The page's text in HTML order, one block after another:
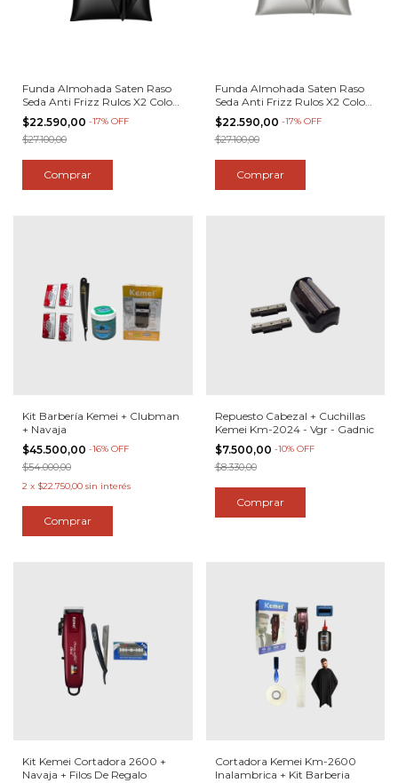
Funda Almohada Saten Raso
Seda Anti Frizz Rulos X2 Color
Negro Funda Negra
$22.590,00 -17% OFF
$27.100,00
Funda Almohada Saten Raso
Seda Anti Frizz Rulos X2 Color
Gris Funda Gris
$22.590,00 -17% OFF
$27.100,00
Kit Barbería Kemei + Clubman
+ Navaja
$45.500,00 -16% OFF
$54.000,00
2 x $22.750,00 sin interés
Repuesto Cabezal + Cuchillas
Kemei Km-2024 - Vgr - Gadnic
$7.500,00 -10% OFF
$8.330,00
Kit Kemei Cortadora 2600 +
Navaja + Filos De Regalo
Cortadora Kemei Km-2600
Inalambrica + Kit Barberia